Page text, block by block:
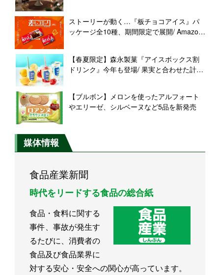
ストーリーが動く…『板チョコアイス』パ
ッケージ全10種、期間限定で展開/ Amazon
【春夏限定】森永製菓『アイスボックス割
ドリンク』今年も登場/ 果実と合わせた計2
【ブルボン】メロンを使ったアルフォート
やエリーゼ、シルベーヌなど5品を新発売
媒体情報
食品産業新聞
時代をリードする食品の総合紙
食品・食料に関する
事件、事故が発生す
るたびに、消費者の
食品及び食品業界に
対する安心・安全への関心が高っています。